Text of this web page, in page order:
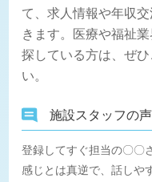
て、求人情報や年収
きます。医療や福祉
探している方は、ぜ
い。
施設スタッフの声
登録してすぐ担当の〇〇
感じとは真逆で、話しや